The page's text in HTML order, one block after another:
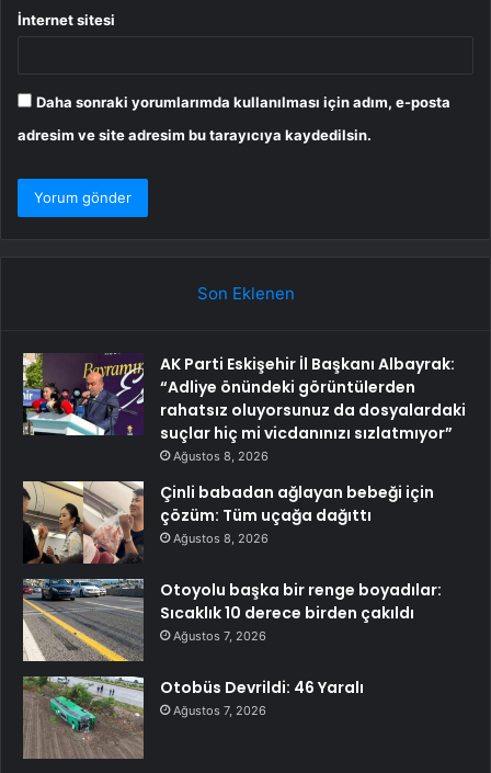
İnternet sitesi
Daha sonraki yorumlarımda kullanılması için adım, e-posta
adresim ve site adresim bu tarayıcıya kaydedilsin.
Son Eklenen
AK Parti Eskişehir İl Başkanı Albayrak:
“Adliye önündeki görüntülerden
rahatsız oluyorsunuz da dosyalardaki
suçlar hiç mi vicdanınızı sızlatmıyor”
Ağustos 8, 2026
Çinli babadan ağlayan bebeği için
çözüm: Tüm uçağa dağıttı
Ağustos 8, 2026
Otoyolu başka bir renge boyadılar:
Sıcaklık 10 derece birden çakıldı
Ağustos 7, 2026
Otobüs Devrildi: 46 Yaralı
Ağustos 7, 2026